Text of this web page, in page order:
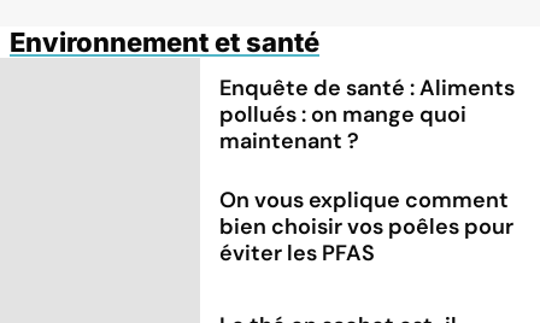
Environnement et santé
Enquête de santé : Aliments
pollués : on mange quoi
maintenant ?
On vous explique comment
bien choisir vos poêles pour
éviter les PFAS